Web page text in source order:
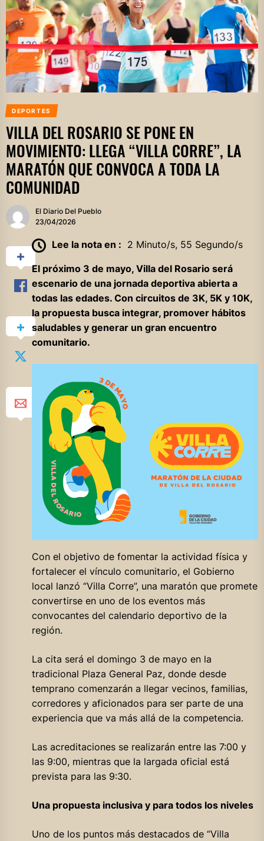
DEPORTES
VILLA DEL ROSARIO SE PONE EN
MOVIMIENTO: LLEGA “VILLA CORRE”, LA
MARATÓN QUE CONVOCA A TODA LA
COMUNIDAD
El Diario Del Pueblo
23/04/2026
Lee la nota en : 2 Minuto/s, 55 Segundo/s
El próximo 3 de mayo, Villa del Rosario será
escenario de una jornada deportiva abierta a
todas las edades. Con circuitos de 3K, 5K y 10K,
la propuesta busca integrar, promover hábitos
saludables y generar un gran encuentro
comunitario.
Con el objetivo de fomentar la actividad física y
fortalecer el vínculo comunitario, el Gobierno
local lanzó “Villa Corre”, una maratón que promete
convertirse en uno de los eventos más
convocantes del calendario deportivo de la
región.
La cita será el domingo 3 de mayo en la
tradicional Plaza General Paz, donde desde
temprano comenzarán a llegar vecinos, familias,
corredores y aficionados para ser parte de una
experiencia que va más allá de la competencia.
Las acreditaciones se realizarán entre las 7:00 y
las 9:00, mientras que la largada oficial está
prevista para las 9:30.
Una propuesta inclusiva y para todos los niveles
Uno de los puntos más destacados de “Villa